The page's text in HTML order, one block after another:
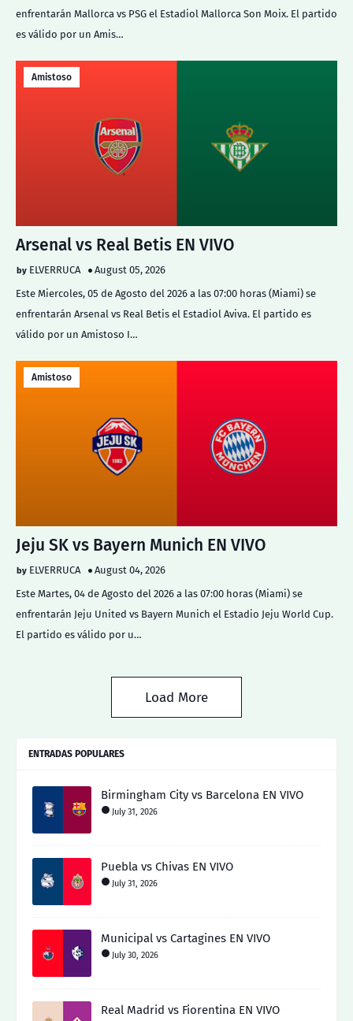
enfrentarán Mallorca vs PSG el Estadiol Mallorca Son Moix. El partido
es válido por un Amis…
Amistoso
Arsenal vs Real Betis EN VIVO
ELVERRUCA
August 05, 2026
Este Miercoles, 05 de Agosto del 2026 a las 07:00 horas (Miami) se
enfrentarán Arsenal vs Real Betis el Estadiol Aviva. El partido es
válido por un Amistoso I…
Amistoso
Jeju SK vs Bayern Munich EN VIVO
ELVERRUCA
August 04, 2026
Este Martes, 04 de Agosto del 2026 a las 07:00 horas (Miami) se
enfrentarán Jeju United vs Bayern Munich el Estadio Jeju World Cup.
El partido es válido por u…
Load More
ENTRADAS POPULARES
Birmingham City vs Barcelona EN VIVO
July 31, 2026
Puebla vs Chivas EN VIVO
July 31, 2026
Municipal vs Cartagines EN VIVO
July 30, 2026
Real Madrid vs Fiorentina EN VIVO